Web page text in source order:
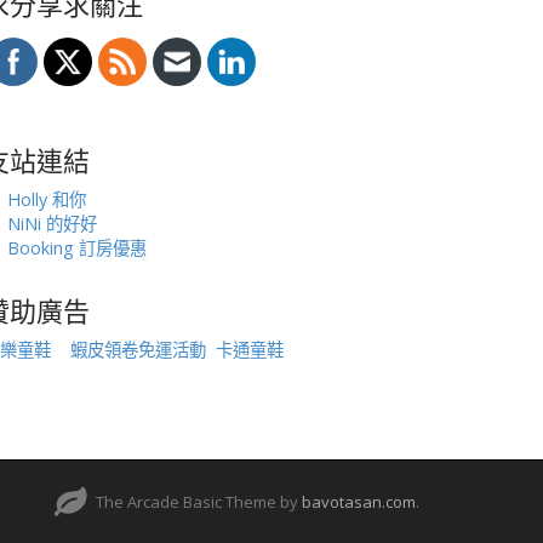
站連結
Holly 和你
NiNi 的好好
Booking 訂房優惠
助廣告
童鞋 蝦皮領卷免運活動 卡通童鞋
The Arcade Basic Theme by bavotasan.com.